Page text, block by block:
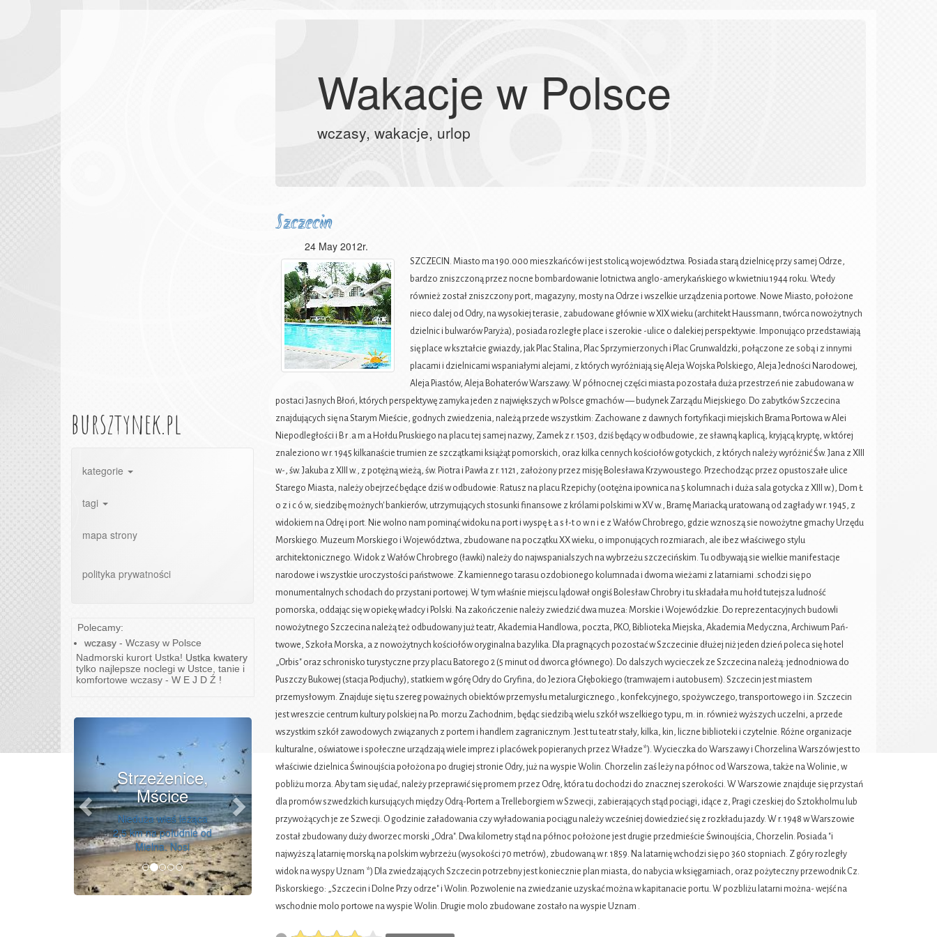
bursztynek.pl
kategorie
tagi
mapa strony
polityka prywatności
Polecamy:
wczasy - Wczasy w Polsce
Nadmorski kurort Ustka! Ustka kwatery
tylko najlepsze noclegi w Ustce, tanie i
komfortowe wczasy - W E J D Ź !
Strzeżenice,
Mścice
Nieduża wieś leżąca
2,5 km na południe od
Mielna. Nosi
Previous Next
Wakacje w Polsce
wczasy, wakacje, urlop
Szczecin
24 May 2012r.
SZCZECIN. Miasto ma 190.000 mieszkańców i jest stolicą województwa. Posiada starą dzielnicę przy samej Odrze,
bardzo zniszczoną przez nocne bombardowanie lotnictwa anglo-amerykańskiego w kwietniu 1944 roku. Wtedy
również został zniszczony port, magazyny, mosty na Odrze i wszelkie urządzenia portowe. Nowe Miasto, położone
nieco dalej od Odry, na wysokiej terasie, zabudowane głównie w XIX wieku (architekt Haussmann, twórca nowożytnych
dzielnic i bulwarów Paryża), posiada rozległe place i szerokie -ulice o dalekiej perspektywie. Imponująco przedstawiają
się place w kształcie gwiazdy, jak Plac Stalina, Plac Sprzymierzonych i Plac Grunwaldzki, połączone ze sobą i z innymi
placami i dzielnicami wspaniałymi alejami, z których wyróżniają się Aleja Wojska Polskiego, Aleja Jedności Narodowej,
Aleja Piastów, Aleja Bohaterów Warszawy. W północnej części miasta pozostała duża przestrzeń nie zabudowana w
postaci Jasnych Błoń, których perspektywę zamyka jeden z największych w Polsce gmachów — budynek Zarządu Miejskiego. Do zabytków Szczecina
znajdujących się na Starym Mieście, godnych zwiedzenia, należą przede wszystkim: Zachowane z dawnych fortyfikacji miejskich Brama Portowa w Alei
Niepodległości i B r .a m a Hołdu Pruskiego na placu tej samej nazwy, Zamek z r. 1503, dziś będący w odbudowie, ze sławną kaplicą, kryjącą kryptę, w której
znaleziono w r. 1945 kilkanaście trumien ze szczątkami książąt pomorskich, oraz kilka cennych kościołów gotyckich, z których należy wyróżnić Św. Jana z XIII
w-, św. Jakuba z XIII w., z potężną wieżą, św. Piotra i Pawła z r. 1121, założony przez misję Bolesława Krzywoustego. Przechodząc przez opustoszałe ulice
Starego Miasta, należy obejrzeć będące dziś w odbudowie: Ratusz na placu Rzepichy (ootężna ipownica na 5 kolumnach i duża sala gotycka z XIII w.), Dom Ł
o z i c ó w, siedzibę możnych' bankierów, utrzymujących stosunki finansowe z królami polskimi w XV w., Bramę Mariacką uratowaną od zagłady w r. 1945, z
widokiem na Odrę i port. Nie wolno nam pominąć widoku na port i wyspę Ł a s ł-t o w n i e z Wałów Chrobrego, gdzie wznoszą sie nowożytne gmachy Urzędu
Morskiego. Muzeum Morskiego i Województwa, zbudowane na początku XX wieku, o imponujących rozmiarach, ale ibez właściwego stylu
architektonicznego. Widok z Wałów Chrobrego (ławki) należy do najwspanialszych na wybrzeżu szczecińskim. Tu odbywają sie wielkie manifestacje
narodowe i wszystkie uroczystości państwowe. Z kamiennego tarasu ozdobionego kolumnada i dwoma wieżami z latarniami .schodzi się po
monumentalnych schodach do przystani portowej. W tym właśnie miejscu lądował ongiś Bolesław Chrobry i tu składała mu hołd tutejsza ludność
pomorska, oddając się w opiekę władcy i Polski. Na zakończenie należy zwiedzić dwa muzea: Morskie i Wojewódzkie. Do reprezentacyjnych budowli
nowożytnego Szczecina należą też odbudowany już teatr, Akademia Handlowa, poczta, PKO, Biblioteka Miejska, Akademia Medyczna, Archiwum Pań-
twowe, Szkoła Morska, a z nowożytnych kościołów oryginalna bazylika. Dla pragnących pozostać w Szczecinie dłużej niż jeden dzień poleca się hotel
„Orbis" oraz schronisko turystyczne przy placu Batorego 2 (5 minut od dworca głównego). Do dalszych wycieczek ze Szczecina należą: jednodniowa do
Puszczy Bukowej (stacja Podjuchy), statkiem w górę Odry do Gryfina, do Jeziora Głębokiego (tramwajem i autobusem). Szczecin jest miastem
przemysłowym. Znajduje się tu szereg poważnych obiektów przemysłu metalurgicznego., konfekcyjnego, spożywczego, transportowego i in. Szczecin
jest wreszcie centrum kultury polskiej na Po. morzu Zachodnim, będąc siedzibą wielu szkół wszelkiego typu, m. in. również wyższych uczelni, a przede
wszystkim szkół zawodowych związanych z portem i handlem zagranicznym. Jest tu teatr stały, kilka, kin, liczne biblioteki i czytelnie. Różne organizacje
kulturalne, oświatowe i społeczne urządzają wiele imprez i placówek popieranych przez Władze*). Wycieczka do Warszawy i Chorzelina Warszów jest to
właściwie dzielnica Świnoujścia położona po drugiej stronie Odry, już na wyspie Wolin. Chorzelin zaś leży na północ od Warszowa, także na Wolinie, w
pobliżu morza. Aby tam się udać, należy przeprawić się promem przez Odrę, która tu dochodzi do znacznej szerokości. W Warszowie znajduje się przystań
dla promów szwedzkich kursujących między Odrą-Portem a Trelleborgiem w Szwecji, zabierających stąd pociągi, idące z, Pragi czeskiej do Sztokholmu lub
przywożących je ze Szwecji. O godzinie załadowania czy wyładowania pociągu należy wcześniej dowiedzieć się z rozkładu jazdy. W r. 1948 w Warszowie
został zbudowany duży dworzec morski „Odra". Dwa kilometry stąd na północ położone jest drugie przedmieście Świnoujścia, Chorzelin. Posiada "i
najwyższą latarnię morską na polskim wybrzeżu (wysokości 70 metrów), zbudowaną w r. 1859. Na latarnię wchodzi się po 360 stopniach. Z góry rozległy
widok na wyspy Uznam *) Dla zwiedzających Szczecin potrzebny jest koniecznie plan miasta, do nabycia w księgarniach, oraz pożyteczny przewodnik Cz.
Piskorskiego: „Szczecin i Dolne Przy odrze" i Wolin. Pozwolenie na zwiedzanie uzyskać można w kapitanacie portu. W pozbliżu latarni można- wejść na
wschodnie molo portowe na wyspie Wolin. Drugie molo zbudowane zostało na wyspie Uznam .